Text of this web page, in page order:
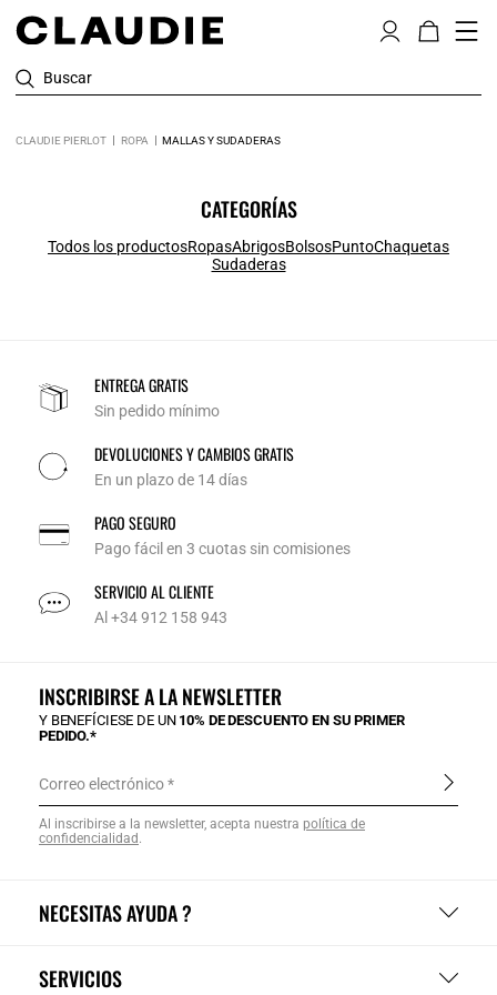
Buscar
CLAUDIE PIERLOT ROPA MALLAS Y SUDADERAS
CATEGORÍAS
Todos los productosRopasAbrigosBolsosPuntoChaquetas
Sudaderas
ENTREGA GRATIS
Sin pedido mínimo
DEVOLUCIONES Y CAMBIOS GRATIS
En un plazo de 14 días
PAGO SEGURO
Pago fácil en 3 cuotas sin comisiones
SERVICIO AL CLIENTE
Al +34 912 158 943
NECESITAS AYUDA ?
SERVICIOS
INSCRIBIRSE A LA NEWSLETTER
Y BENEFÍCIESE DE UN 10% DE DESCUENTO EN SU PRIMER
PEDIDO.*
Correo electrónico
Al inscribirse a la newsletter, acepta nuestra política de
confidencialidad.